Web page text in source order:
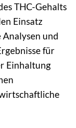
THC-Gehalts
Einsatz
und
für
Einhaltung